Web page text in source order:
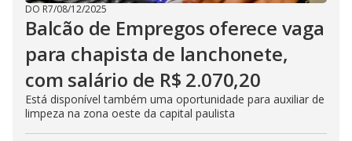
DO R7/08/12/2025
Balcão de Empregos oferece vaga
para chapista de lanchonete,
com salário de R$ 2.070,20
Está disponível também uma oportunidade para auxiliar de
limpeza na zona oeste da capital paulista